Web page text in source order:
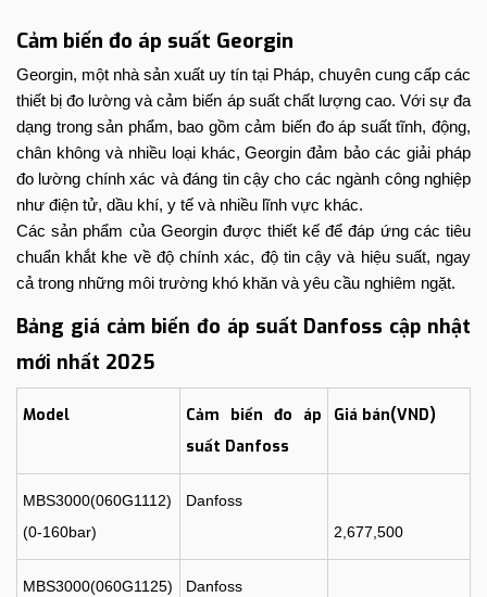
Cảm biến đo áp suất Georgin
Georgin, một nhà sản xuất uy tín tại Pháp, chuyên cung cấp các
thiết bị đo lường và cảm biến áp suất chất lượng cao. Với sự đa
dạng trong sản phẩm, bao gồm cảm biến đo áp suất tĩnh, động,
chân không và nhiều loại khác, Georgin đảm bảo các giải pháp
đo lường chính xác và đáng tin cậy cho các ngành công nghiệp
như điện tử, dầu khí, y tế và nhiều lĩnh vực khác.
Các sản phẩm của Georgin được thiết kế để đáp ứng các tiêu
chuẩn khắt khe về độ chính xác, độ tin cậy và hiệu suất, ngay
cả trong những môi trường khó khăn và yêu cầu nghiêm ngặt.
Bảng giá cảm biến đo áp suất Danfoss cập nhật
mới nhất 2025
Model
Cảm biến đo áp
suất Danfoss
Giá bán(VND)
MBS3000(060G1112)
(0-160bar)
Danfoss
2,677,500
MBS3000(060G1125) Danfoss